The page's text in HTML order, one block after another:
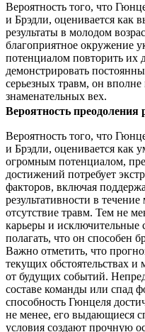
Вероятность того, что
и Брэдли, оценивается как
результаты в молодом
благоприятное окружение
потенциалом повторить их
демонстрировать
серьезных травм, он
знаменательных вех.
Вероятность преодоления
Вероятность того, что
и Брэдли, оценивается как
огромным потенциалом,
достижений потребует
факторов, включая
результативности в
отсутствие травм. Тем не
карьеры и исключительные
полагать, что он способен
Важно отметить, что
текущих обстоятельствах и
от будущих событий.
составе команды или спад
способность Гюнцеля
не менее, его выдающиеся
условия создают прочную